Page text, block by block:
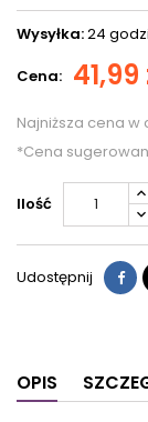
Wysyłka:24
Cena: 41,99
Najniższa cena w
*Cena
Ilość
Udostępnij
OPIS